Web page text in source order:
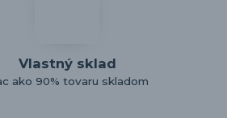
Vlastný sklad
ako 90% tovaru skladom